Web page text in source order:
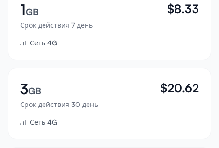
Пригласить друга
Стать партнёром
Центр помощи
Совместимость устройств
Войти
1GB
Срок действия 7 день
$8.33
Сеть 4G
3GB
Срок действия 30 день
$20.62
Сеть 4G